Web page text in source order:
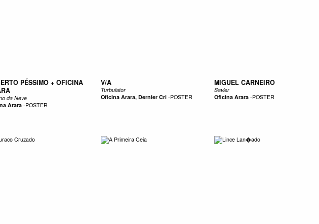
PÉSSIMO + OFICINA
da Neve
Arara-POSTER
V/A
Turbulator
Oficina Arara, Dernier Cri-POSTER
MIGUEL CARNEIRO
Savler
Oficina Arara-POSTER